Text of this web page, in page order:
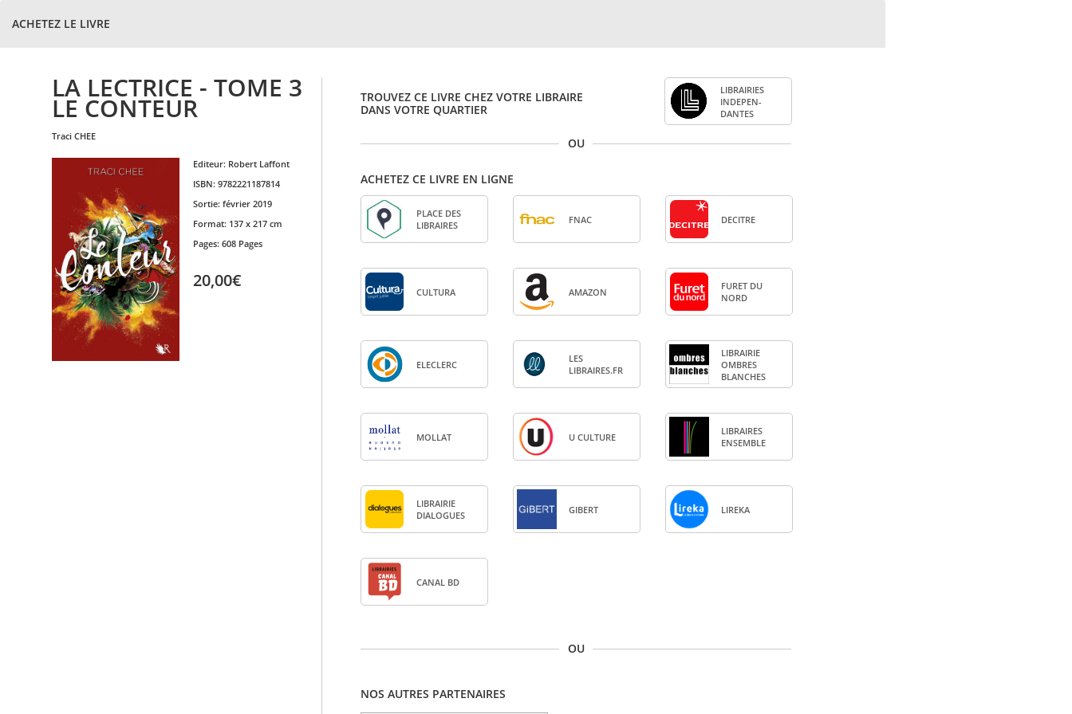
ACHETEZ LE LIVRE
LA LECTRICE - TOME 3
LE CONTEUR
traci CHEE
Editeur: Robert Laffont
ISBN: 9782221187814
Sortie: février 2019
Format: 137 x 217 cm
Pages: 608 Pages
20,00€
TROUVEZ CE LIVRE CHEZ VOTRE LIBRAIRE
DANS VOTRE QUARTIER
LIBRAI­RIES
INDE­PEN­
DANTES
OU
ACHETEZ CE LIVRE EN LIGNE
PLACE DES
LIBRAIRES
FNAC DECITRE
CULTURA AMA­ZON
FURET DU
NORD
ELE­CLERC
LES
LIBRAIRES.FR
LIBRAI­RIE
OMBRES
BLANCHES
MOL­LAT U CULTURE
LIBRAIRES
ENSEMBLE
LIBRAI­RIE
DIA­LOGUES
GIBERT LIREKA
CANAL BD
OU
NOS AUTRES PARTENAIRES